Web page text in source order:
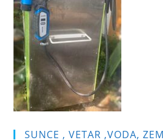
SUNCE , VETAR ,VODA,